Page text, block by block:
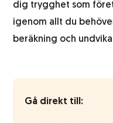
dig trygghet som
igenom allt du
beräkning och
Gå direkt till:
Abonnemangsutskick